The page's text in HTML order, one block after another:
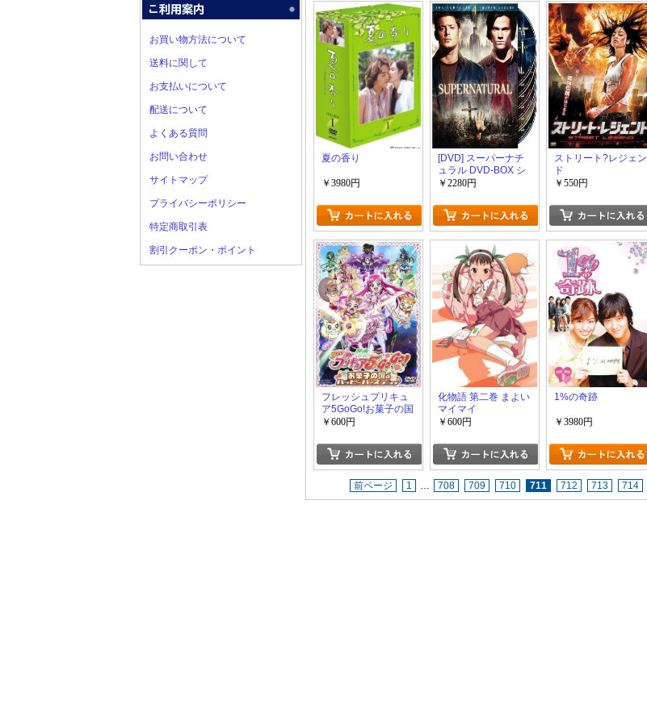
お買い物方法について
送料に関して
お支払いについて
配送について
よくある質問
お問い合わせ
サイトマップ
プライバシーポリシー
特定商取引表
割引クーポン・ポイント
夏の香り
￥3980円
[DVD] スーパーナチ
ュラル DVD-BOX シ
ーズン4
￥2280円
ストリート?レジェン
ド
￥550円
フレッシュプリキュ
ア5GoGo!お菓子の国
のハッピーバースデ
￥600円
化物語 第二巻 まよい
マイマイ
￥600円
1%の奇跡
￥3980円
前ページ 1 … 708 709 710 711 712 713 714